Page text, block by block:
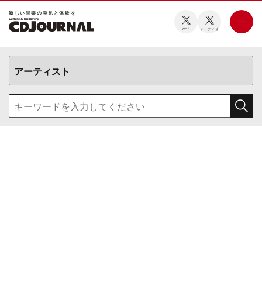
新しい⾳楽の発⾒と体験を
CDJ オーディオ